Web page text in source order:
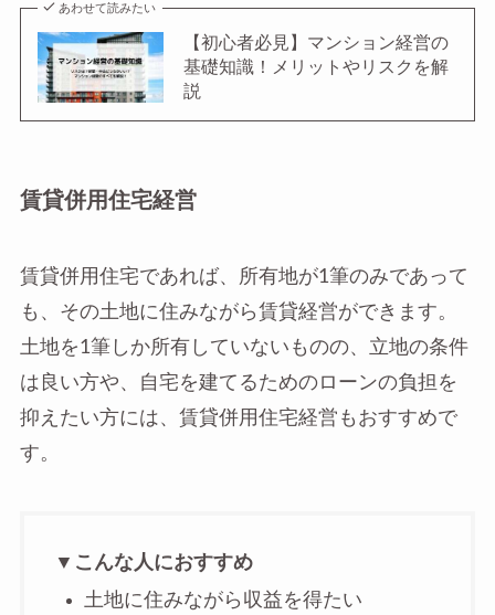
あわせて読みたい
【初心者必見】マンション経営の
基礎知識！メリットやリスクを解
説
賃貸併用住宅経営
賃貸併用住宅であれば、所有地が1筆のみであって
も、その土地に住みながら賃貸経営ができます。
土地を1筆しか所有していないものの、立地の条件
は良い方や、自宅を建てるためのローンの負担を
抑えたい方には、賃貸併用住宅経営もおすすめで
す。
▼こんな人におすすめ
土地に住みながら収益を得たい